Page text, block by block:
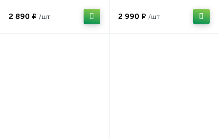
2 890 ₽ /шт 2 990 ₽ /шт